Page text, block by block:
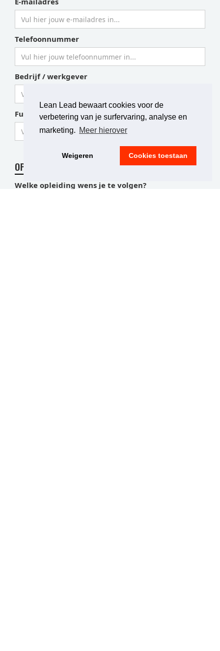
Lean Lead bewaart cookies voor de
verbetering van je surfervaring, analyse en
marketing. Meer hierover
Weigeren Cookies toestaan
Telefoonnummer
Bedrijf / werkgever
Functie
OPLEIDING
Welke opleiding wens je te volgen?